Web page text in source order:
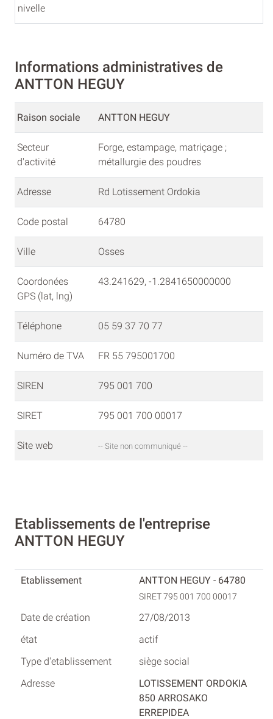
nivelle
Informations administratives de
ANTTON HEGUY
Raison sociale ANTTON HEGUY
Secteur
d'activité
Forge, estampage, matriçage ;
métallurgie des poudres
Adresse Rd Lotissement Ordokia
Code postal 64780
Ville Osses
Coordonées
GPS (lat, lng)
43.241629, -1.2841650000000
Téléphone 05 59 37 70 77
Numéro de TVA FR 55 795001700
SIREN 795 001 700
SIRET 795 001 700 00017
Site web -- Site non communiqué --
Etablissements de l'entreprise
ANTTON HEGUY
ANTTON HEGUY - 64780
SIRET 795 001 700 00017
27/08/2013
actif
siège social
LOTISSEMENT ORDOKIA
850 ARROSAKO
ERREPIDEA